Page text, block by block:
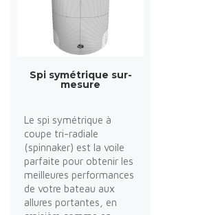
Spi symétrique sur-
mesure
Le spi symétrique à
coupe tri-radiale
(spinnaker) est la voile
parfaite pour obtenir les
meilleures performances
de votre bateau aux
allures portantes, en